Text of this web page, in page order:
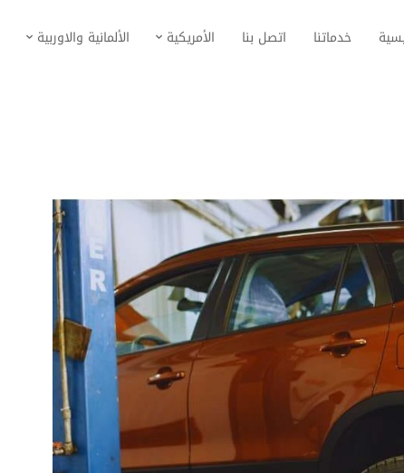
خدماتنا اتصل بنا الأمريكية الألمانية والاوربية